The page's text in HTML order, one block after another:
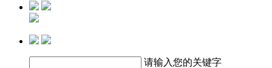
请输入您的关键字